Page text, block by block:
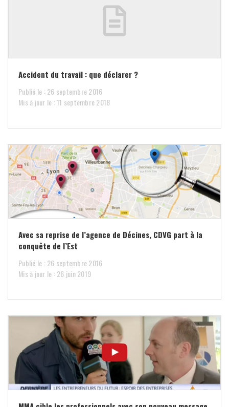
Accident du travail : que déclarer ?
Publié le : 26 septembre 2016
Mis à jour le : 11 septembre 2018
Avec sa reprise de l’agence de Décines, CDVG part à la
conquête de l’Est
Publié le : 26 septembre 2016
Mis à jour le : 26 juin 2019